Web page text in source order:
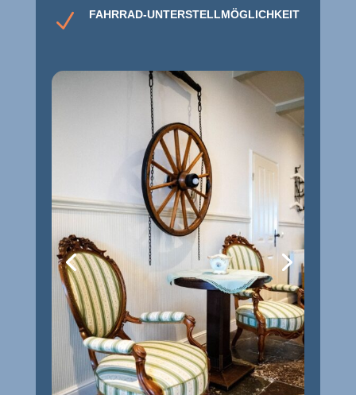
N FAHRRAD-UNTERSTELLMÖGLICHKEIT